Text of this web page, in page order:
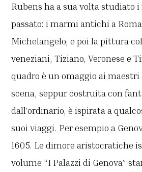
Rubens ha a sua volta studiato
passato: i marmi antichi a
Michelangelo, e poi la pittura
veneziani, Tiziano, Veronese e
quadro è un omaggio ai
scena, seppur costruita con
dall’ordinario, è ispirata a
suoi viaggi. Per esempio a
1605. Le dimore aristocratiche
volume “I Palazzi di Genova”